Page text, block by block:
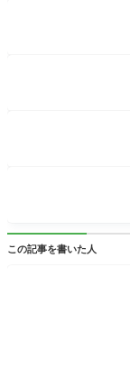
この記事を書いた人